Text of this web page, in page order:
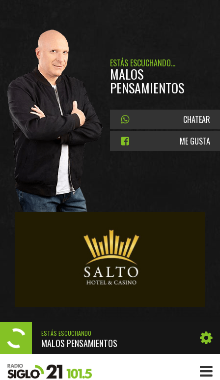
ESTÁS ESCUCHANDO...
MALOS
PENSAMIENTOS
CHATEAR
ME GUSTA
ESTÁS ESCUCHANDO
MALOS PENSAMIENTOS